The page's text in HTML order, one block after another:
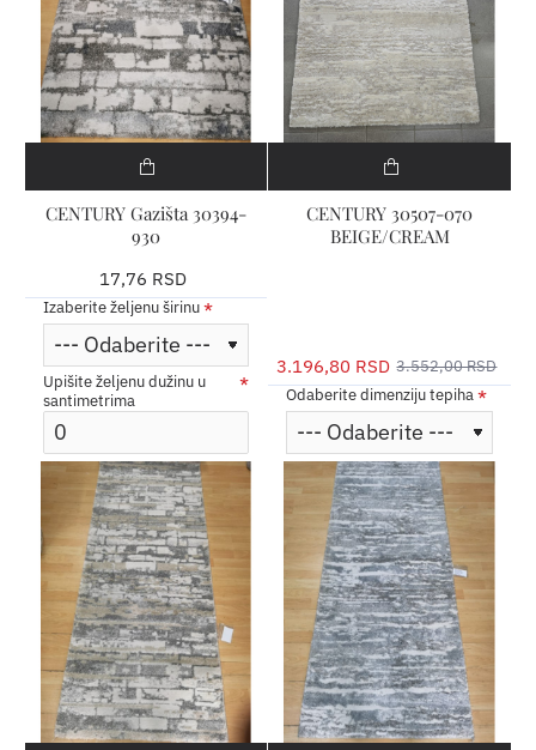
CENTURY Gazišta 30394-
930
17,76 RSD
Izaberite željenu širinu
Upišite željenu dužinu u
santimetrima
CENTURY 30507-070
BEIGE/CREAM
3.196,80 RSD 3.552,00 RSD
Odaberite dimenziju tepiha